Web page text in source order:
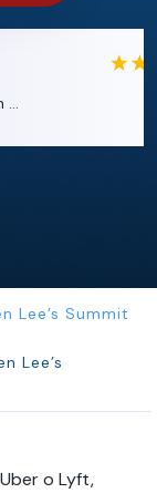
Lee’s Summit
Lee’s
o Lyft,